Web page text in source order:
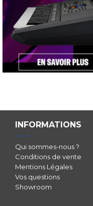
INFORMATIONS
Qui sommes-nous ?
Conditions de vente
Mentions Légales
Vos questions
Showroom